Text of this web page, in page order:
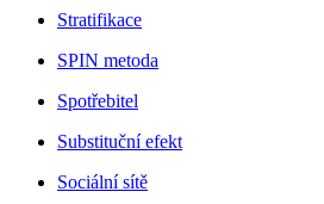
Stratifikace
SPIN metoda
Spotřebitel
Substituční efekt
Sociální sítě